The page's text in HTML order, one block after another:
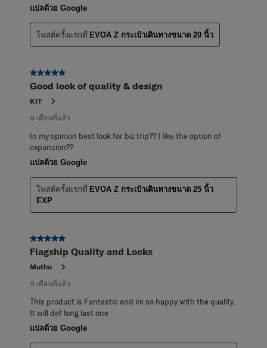
แปลด้วย Google
โพสต์ครั้งแรกที่ EVOA Z กระเป๋าเดินทางขนาด 20 นิ้ว
5 จาก 5 ดาว
Good look of quality & design
KIT
9 เดือนที่แล้ว
In my opinion best look for biz trip?? I like the option of
expansion??
แปลด้วย Google
โพสต์ครั้งแรกที่ EVOA Z กระเป๋าเดินทางขนาด 25 นิ้ว
EXP
5 จาก 5 ดาว
Flagship Quality and Looks
Muthu
9 เดือนที่แล้ว
This product is Fantastic and im so happy with the quality.
It will def long last one
แปลด้วย Google